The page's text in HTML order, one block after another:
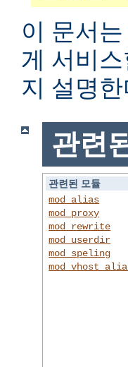
이 문서
게 서비
지 설명한
관련
관련된 모듈
mod_alias
mod_proxy
mod_rewrite
mod_userdir
mod_speling